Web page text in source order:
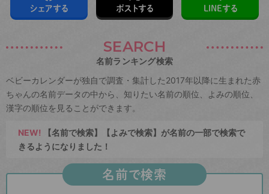
シェアする ポストする LINEする
SEARCH
名前ランキング検索
ベビーカレンダーが独自で調査・集計した2017年以降に生まれた赤
ちゃんの名前データの中から、知りたい名前の順位、よみの順位、
漢字の順位を見ることができます。
NEW! 【名前で検索】【よみで検索】が名前の一部で検索で
きるようになりました！
名前で検索